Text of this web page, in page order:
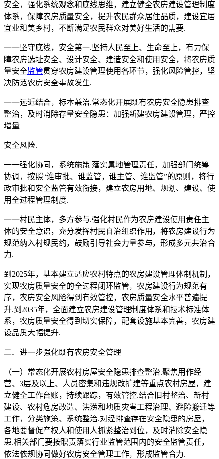
安全，强化系统观念和底线思维，建立健全农房建设管理制度
体系，保障农房质量安全，提升农民群众居住品质，建设宜居
宜业和美乡村，不断满足农民群众对美好生活的需要.
一一坚守底线，安全第一.坚持人民至上、生命至上，有力保
障农房选址安全、设计安全、建造安全和使用安全，将农房质
量安全监管贯穿农房建设管理使用各环节，强化风险管控，坚
决防范农房安全事故发生.
一一远近结合，标本兼治.常态化开展既有农房安全隐患排查
整治，及时消除存量安全隐患：加强新建农房建设管理，严控
增量
安全风险.
一一强化协同，系统施策.落实属地管理责任，加强部门统筹
协调，按照“谁审批、谁监管，谁主管、谁监管”的原则，将行
政审批和安全监管有效衔接，建立农房用地、规划、建设、使
用全过程管理制度.
一一村民主体，多方参与.强化村民作为农房建设使用责任主
体的安全意识，充分发挥村民自治组织作用，将农房建设行为
规范纳入村规民约，鼓励引导社会力量参与，形成多元共治合
力.
到2025年，基本建立适应农村特点的农房建设管理体制机制，
实现农房质量安全的全过程闭环监管，农房建设行为规范有
序，农房安全风险得到有效管控，农房质量安全水平普遍提
升.到2035年，全面建立农房建设管理制度体系和技术标准体
系，农房质量安全得到切实保障，配套设施基本完善，农房建
设品质大幅提升.
二、进一步强化既有农房安全管理
（一）常态化开展农村房屋安全隐患排查整治.聚焦用作经
营、3层及以上、人员密集和违规改扩建等重点农村房屋，建
立健全工作台账，持续跟踪，有效管控.结合旧村整治、新村
建设、农村危房改造、洪涝和地质灾害工程治理、避险搬迁等
工作，分类施策、系统整治.对经排查存在安全隐患的房屋，
各地要督促产权人和使用人抓紧整治到位，及时消除安全隐
患.相关部门要按职责落实行业监管范围内的安全监管责任，
依法依规协同做好农房安全管理工作，形成监管合力.